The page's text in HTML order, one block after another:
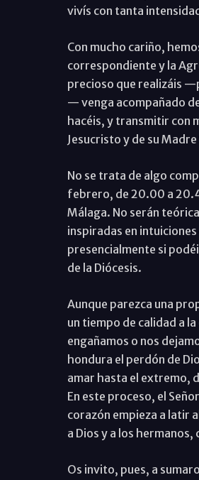
vivís con tanta
Con mucho cariño,
correspondiente y la
precioso que realizáis
— venga acompañado
hacéis, y transmitir con
Jesucristo y de su
No se trata de algo
febrero, de 20.00 a
Málaga. No serán
inspiradas en
presencialmente si
de la Diócesis.
Aunque parezca una
un tiempo de calidad a
engañamos o nos
hondura el perdón de
amar hasta el extremo,
En este proceso, el
corazón empieza a latir
a Dios y a los hermanos,
Os invito, pues, a